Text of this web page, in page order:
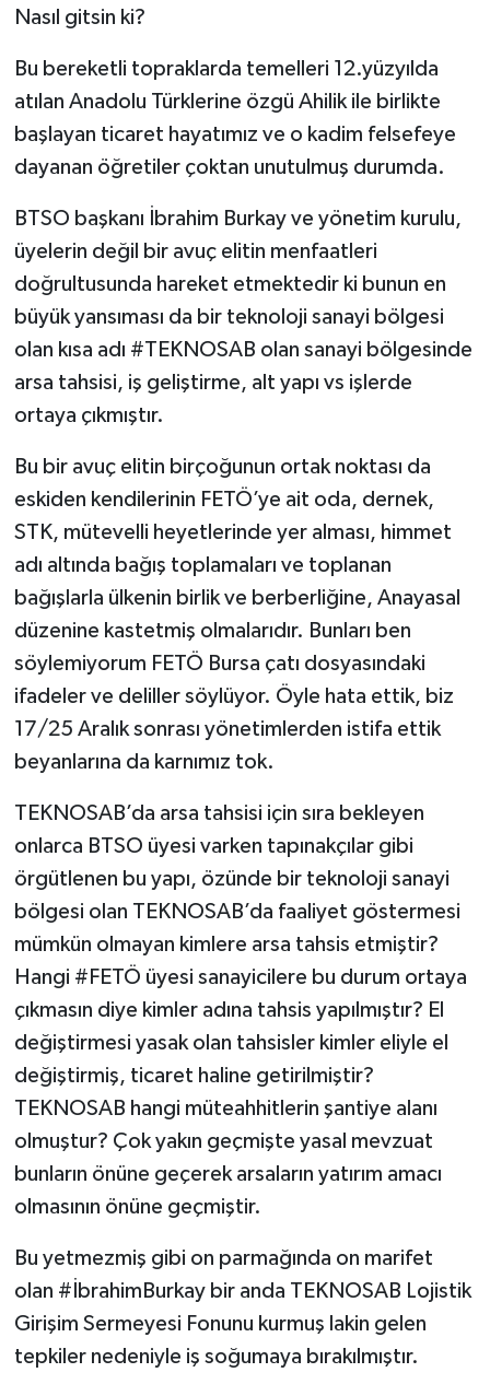
Nasıl gitsin ki?
Bu bereketli topraklarda temelleri 12.yüzyılda
atılan Anadolu Türklerine özgü Ahilik ile birlikte
başlayan ticaret hayatımız ve o kadim felsefeye
dayanan öğretiler çoktan unutulmuş durumda.
BTSO başkanı İbrahim Burkay ve yönetim kurulu,
üyelerin değil bir avuç elitin menfaatleri
doğrultusunda hareket etmektedir ki bunun en
büyük yansıması da bir teknoloji sanayi bölgesi
olan kısa adı #TEKNOSAB olan sanayi bölgesinde
arsa tahsisi, iş geliştirme, alt yapı vs işlerde
ortaya çıkmıştır.
Bu bir avuç elitin birçoğunun ortak noktası da
eskiden kendilerinin FETÖ’ye ait oda, dernek,
STK, mütevelli heyetlerinde yer alması, himmet
adı altında bağış toplamaları ve toplanan
bağışlarla ülkenin birlik ve berberliğine, Anayasal
düzenine kastetmiş olmalarıdır. Bunları ben
söylemiyorum FETÖ Bursa çatı dosyasındaki
ifadeler ve deliller söylüyor. Öyle hata ettik, biz
17/25 Aralık sonrası yönetimlerden istifa ettik
beyanlarına da karnımız tok.
TEKNOSAB’da arsa tahsisi için sıra bekleyen
onlarca BTSO üyesi varken tapınakçılar gibi
örgütlenen bu yapı, özünde bir teknoloji sanayi
bölgesi olan TEKNOSAB’da faaliyet göstermesi
mümkün olmayan kimlere arsa tahsis etmiştir?
Hangi #FETÖ üyesi sanayicilere bu durum ortaya
çıkmasın diye kimler adına tahsis yapılmıştır? El
değiştirmesi yasak olan tahsisler kimler eliyle el
değiştirmiş, ticaret haline getirilmiştir?
TEKNOSAB hangi müteahhitlerin şantiye alanı
olmuştur? Çok yakın geçmişte yasal mevzuat
bunların önüne geçerek arsaların yatırım amacı
olmasının önüne geçmiştir.
Bu yetmezmiş gibi on parmağında on marifet
olan #İbrahimBurkay bir anda TEKNOSAB Lojistik
Girişim Sermeyesi Fonunu kurmuş lakin gelen
tepkiler nedeniyle iş soğumaya bırakılmıştır.